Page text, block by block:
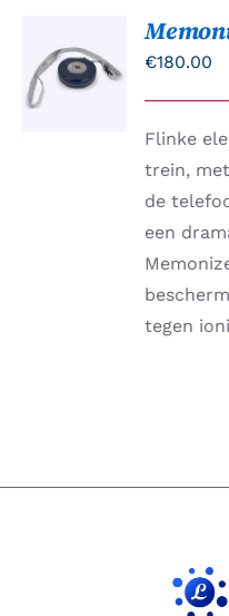
AAN
WINKELWAGEN
€180.00
Flinke
trein,
de
een
tegen